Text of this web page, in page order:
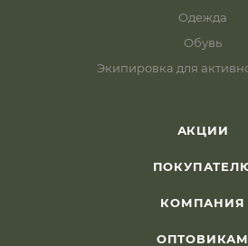
Одежда
Обувь
Экипировка для
АКЦИИ
КОМПАНИЯ
ОПТОВИКАМ